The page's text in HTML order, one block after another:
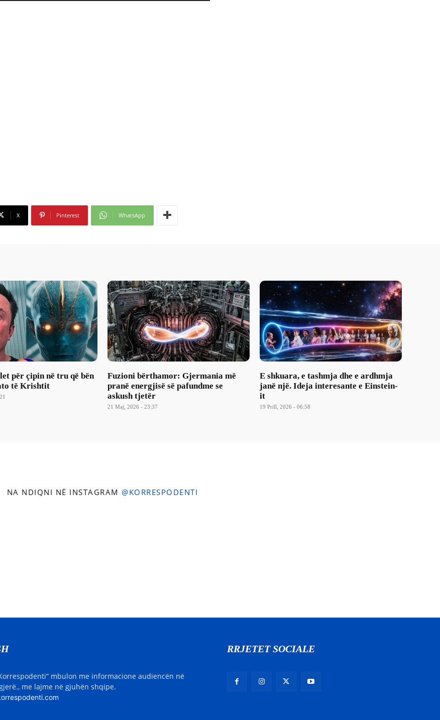
X Pinterest WhatsApp
për çipin në tru që bën
të Krishtit
Fuzioni bërthamor: Gjermania më
pranë energjisë së pafundme se
askush tjetër
21 Maj, 2026 - 23:37
E shkuara, e tashmja dhe e ardhmja
janë një. Ideja interesante e Einstein-
it
19 Prill, 2026 - 06:58
NA NDIQNI NË INSTAGRAM @KORRESPODENTI
mbulon me informacione audiencën në
me lajme në gjuhën shqipe.
RRJETET SOCIALE